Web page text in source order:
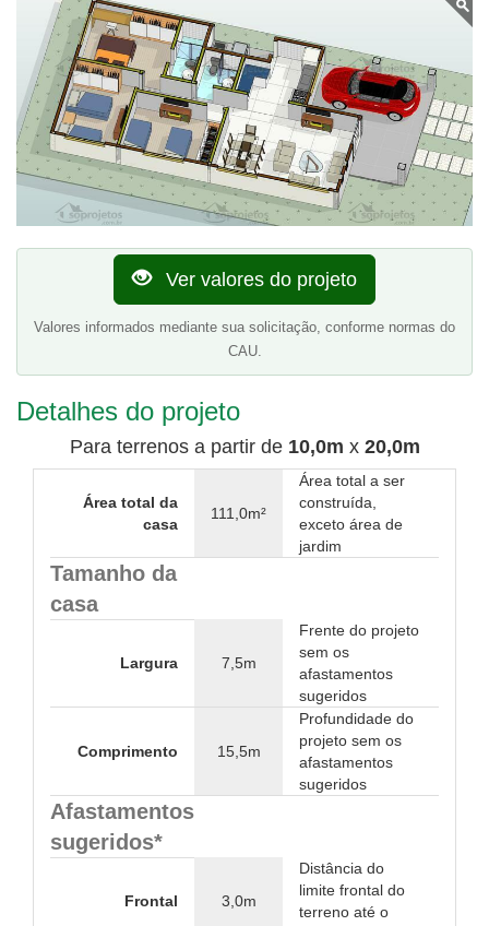
Ver valores do projeto
Valores informados mediante sua solicitação, conforme normas do
CAU.
Detalhes do projeto
Para terrenos a partir de 10,0m x 20,0m
Área total da
casa
111,0m²
Área total a ser
construída,
exceto área de
jardim
Tamanho da
casa
Largura 7,5m
Frente do projeto
sem os
afastamentos
sugeridos
Comprimento 15,5m
Profundidade do
projeto sem os
afastamentos
sugeridos
Afastamentos
sugeridos*
Frontal 3,0m
Distância do
limite frontal do
terreno até o